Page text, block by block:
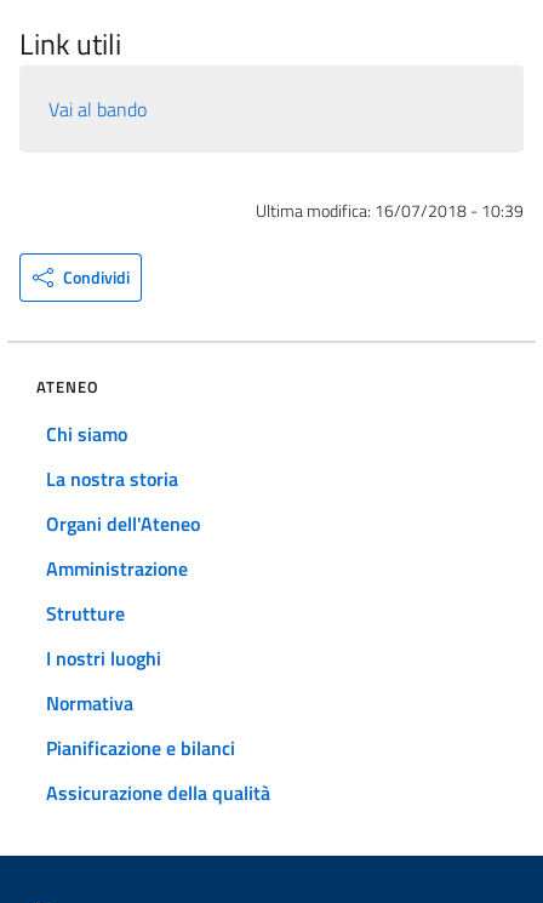
Link utili
Vai al bando
Ultima modifica: 16/07/2018 - 10:39
Condividi
ATENEO
Chi siamo
La nostra storia
Organi dell'Ateneo
Amministrazione
Strutture
I nostri luoghi
Normativa
Pianificazione e bilanci
Assicurazione della qualità